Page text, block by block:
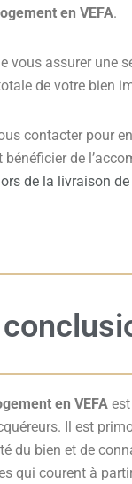
en VEFA.
vous assurer une
de votre bien
contacter pour
bénéficier de
de la livraison
en VEFA
Il est
du bien et de
qui courent à